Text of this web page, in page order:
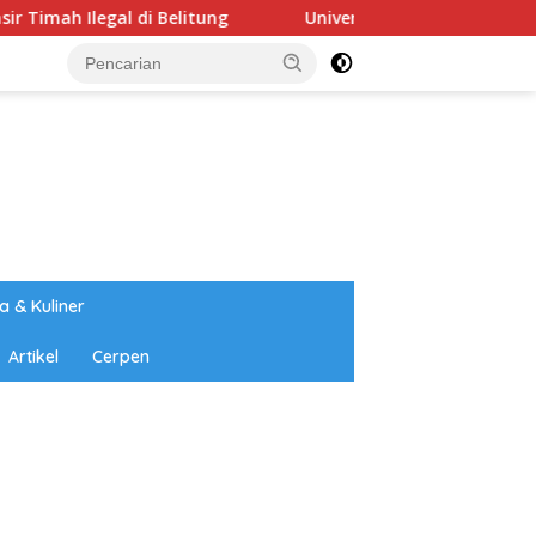
Belitung Universitas Annuqayah Berangkatkan 22
& Kuliner
Artikel Cerpen